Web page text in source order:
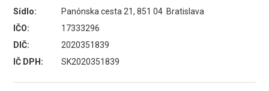
Sídlo:
Panónska cesta 21, 851 04 Bratislava
IČO:
17333296
DIČ:
2020351839
IČ DPH:
SK2020351839